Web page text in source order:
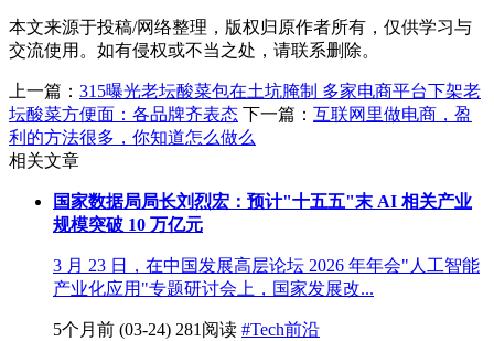
本文来源于投稿/网络整理，版权归原作者所有，仅供学习与
交流使用。如有侵权或不当之处，请联系删除。
上一篇： 315曝光老坛酸菜包在土坑腌制 多家电商平台下架老
坛酸菜方便面：各品牌齐表态 下一篇： 互联网里做电商，盈
利的方法很多，你知道怎么做么
相关文章
国家数据局局长刘烈宏：预计"十五五"末 AI 相关产业
规模突破 10 万亿元
3 月 23 日，在中国发展高层论坛 2026 年年会"人工智能
产业化应用"专题研讨会上，国家发展改...
5个月前 (03-24) 281阅读 #Tech前沿